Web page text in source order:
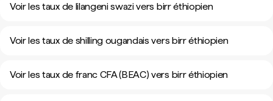
Voir les taux de lilangeni swazi vers birr éthiopien
Voir les taux de shilling ougandais vers birr éthiopien
Voir les taux de franc CFA (BEAC) vers birr éthiopien